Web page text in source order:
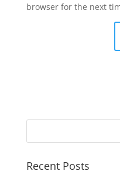
browser for the next
Recent Posts